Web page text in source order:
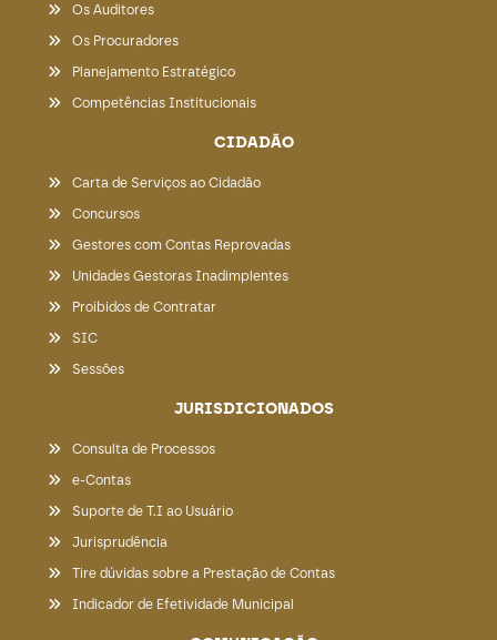
Os Auditores
Os Procuradores
Planejamento Estratégico
Competências Institucionais
CIDADÃO
Carta de Serviços ao Cidadão
Concursos
Gestores com Contas Reprovadas
Unidades Gestoras Inadimplentes
Proibidos de Contratar
SIC
Sessões
JURISDICIONADOS
Consulta de Processos
e-Contas
Suporte de T.I ao Usuário
Jurisprudência
Tire dúvidas sobre a Prestação de Contas
Indicador de Efetividade Municipal